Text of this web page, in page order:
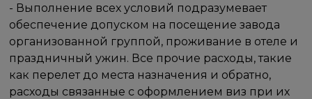
- Выполнение всех условий подразумевает
обеспечение допуском на посещение завода
организованной группой, проживание в отеле и
праздничный ужин. Все прочие расходы, такие
как перелет до места назначения и обратно,
расходы связанные с оформлением виз при их